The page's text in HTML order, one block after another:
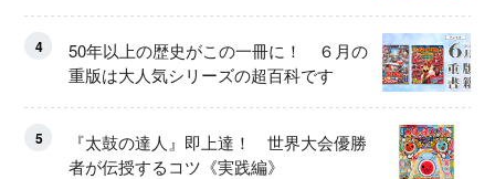
4
50年以上の歴史がこの一冊に！ ６月の
重版は大人気シリーズの超百科です
5
『太鼓の達人』即上達！ 世界大会優勝
者が伝授するコツ《実践編》